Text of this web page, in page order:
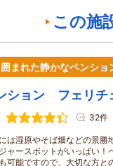
この施
まれた静かなペンショ
ション フェリチ
32件
は湿原やそば畑などの景勝
ャースポットがいっぱい！
可能ですので、大切な方と